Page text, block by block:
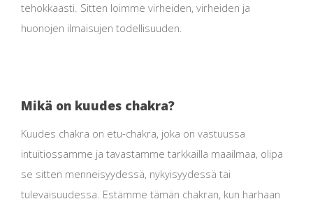
tehokkaasti. Sitten loimme virheiden, virheiden ja
huonojen ilmaisujen todellisuuden.
Mikä on kuudes chakra?
Kuudes chakra on etu-chakra, joka on vastuussa
intuitiossamme ja tavastamme tarkkailla maailmaa, olipa
se sitten menneisyydessä, nykyisyydessä tai
tulevaisuudessa. Estämme tämän chakran, kun harhaan